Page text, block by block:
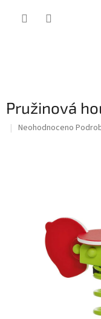
Pružinová
Průměrné
Neohodnoceno